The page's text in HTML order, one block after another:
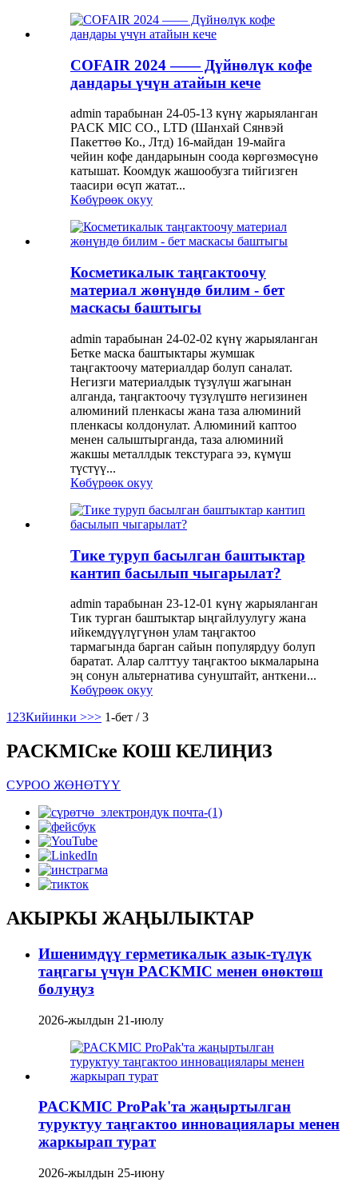
COFAIR 2024 —— Дүйнөлүк кофе
дандары үчүн атайын кече
admin тарабынан 24-05-13 күнү жарыяланган
PACK MIC CO., LTD (Шанхай Сянвэй
Пакеттөө Ко., Лтд) 16-майдан 19-майга
чейин кофе дандарынын соода көргөзмөсүнө
катышат. Коомдук жашообузга тийгизген
таасири өсүп жатат...
Көбүрөөк окуу
Косметикалык таңгактоочу
материал жөнүндө билим - бет
маскасы баштыгы
admin тарабынан 24-02-02 күнү жарыяланган
Бетке маска баштыктары жумшак
таңгактоочу материалдар болуп саналат.
Негизги материалдык түзүлүш жагынан
алганда, таңгактоочу түзүлүштө негизинен
алюминий пленкасы жана таза алюминий
пленкасы колдонулат. Алюминий каптоо
менен салыштырганда, таза алюминий
жакшы металлдык текстурага ээ, күмүш
түстүү...
Көбүрөөк окуу
Тике туруп басылган баштыктар
кантип басылып чыгарылат?
admin тарабынан 23-12-01 күнү жарыяланган
Тик турган баштыктар ыңгайлуулугу жана
ийкемдүүлүгүнөн улам таңгактоо
тармагында барган сайын популярдуу болуп
баратат. Алар салттуу таңгактоо ыкмаларына
эң сонун альтернатива сунуштайт, анткени...
Көбүрөөк окуу
1 23Кийинки >>> 1-бет / 3
PACKMICке КОШ КЕЛИҢИЗ
СУРОО ЖӨНӨТҮҮ
АКЫРКЫ ЖАҢЫЛЫКТАР
Ишенимдүү герметикалык азык-түлүк
таңгагы үчүн PACKMIC менен өнөктөш
болуңуз
2026-жылдын 21-июлу
PACKMIC ProPak'та жаңыртылган
туруктуу таңгактоо инновациялары менен
жаркырап турат
2026-жылдын 25-июну